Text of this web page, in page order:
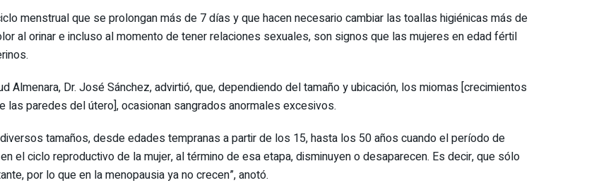
menstrual que se prolongan más de 7 días y que hacen necesario cambiar las toallas higiénicas más de
al orinar e incluso al momento de tener relaciones sexuales, son signos que las mujeres en edad fértil
Almenara, Dr. José Sánchez, advirtió, que, dependiendo del tamaño y ubicación, los miomas [crecimientos
paredes del útero], ocasionan sangrados anormales excesivos.
tamaños, desde edades tempranas a partir de los 15, hasta los 50 años cuando el período de
el ciclo reproductivo de la mujer, al término de esa etapa, disminuyen o desaparecen. Es decir, que sólo
por lo que en la menopausia ya no crecen”, anotó.